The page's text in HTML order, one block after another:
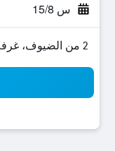
س 15/8
2 من الضيوف، غرفة واحدة